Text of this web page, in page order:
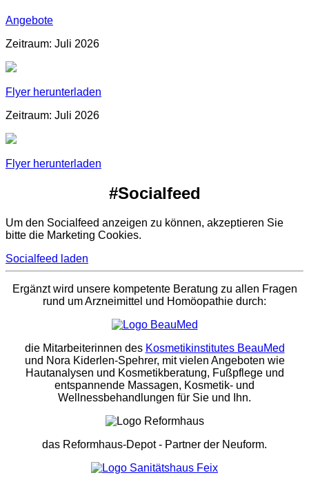
Angebote
Zeitraum: Juli 2026
Flyer herunterladen
Zeitraum: Juli 2026
Flyer herunterladen
#Socialfeed
Um den Socialfeed anzeigen zu können, akzeptieren Sie
bitte die Marketing Cookies.
Socialfeed laden
Ergänzt wird unsere kompetente Beratung zu allen Fragen
rund um Arzneimittel und Homöopathie durch:
die Mitarbeiterinnen des Kosmetikinstitutes BeauMed
und Nora Kiderlen-Spehrer, mit vielen Angeboten wie
Hautanalysen und Kosmetikberatung, Fußpflege und
entspannende Massagen, Kosmetik- und
Wellnessbehandlungen für Sie und Ihn.
das Reformhaus-Depot- Partner der Neuform.